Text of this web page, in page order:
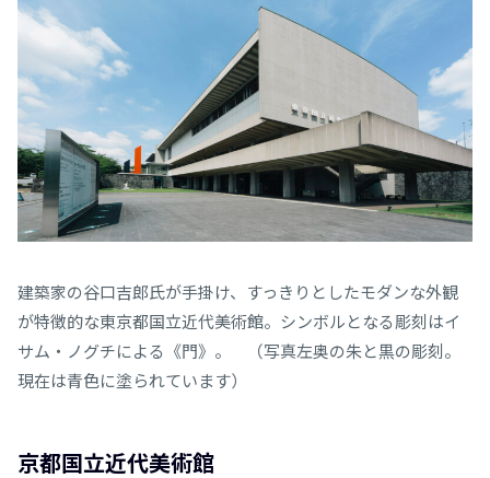
建築家の谷口吉郎氏が手掛け、すっきりとしたモダンな外観
が特徴的な東京都国立近代美術館。シンボルとなる彫刻はイ
サム・ノグチによる《門》。 （写真左奥の朱と黒の彫刻。
現在は青色に塗られています）
京都国立近代美術館